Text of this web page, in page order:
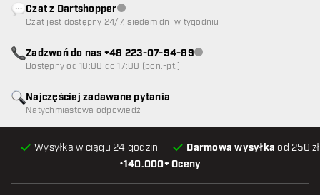
•140.000+ Oceny
Wysyłka w ciągu 24 godzin Darmowa wysyłka od 250
Najczęściej zadawane pytania
Natychmiastowa odpowiedź
Czat z DartshopperObsługa klienta niedostępna
Czat jest dostępny 24/7, siedem dni w tygodniu
Zadzwoń do nas +48 223-07-94-89Obsługa klienta niedostępna
Dostępny od 10:00 do 17:00 (pon.-pt.)